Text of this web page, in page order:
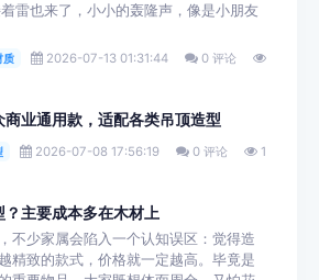
雷也来了，小小的轰隆声，像是小朋友
质 2026-07-13 01:31:44
0 评论
商业通用款，适配各类吊顶造型
2026-07-08 17:56:19 0 评论
1
主要成本多在木材上
不少家属会陷入一个认知误区：觉得造
精致的款式，价格就一定越高。毕竟是